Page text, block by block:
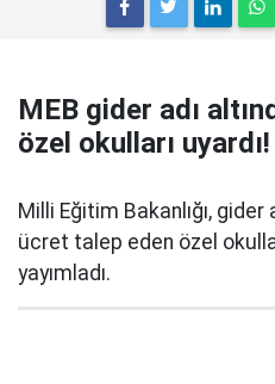
MEB gider adı
özel okulları uyardı!
Milli Eğitim Bakanlığı, gider
ücret talep eden özel
yayımladı.